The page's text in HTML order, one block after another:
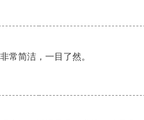
常简洁，一目了然。